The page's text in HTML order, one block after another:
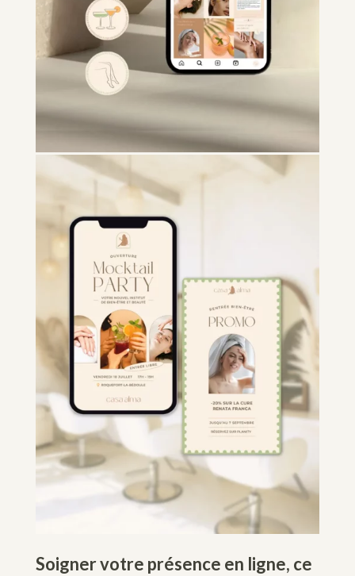
Soigner votre présence en ligne, ce